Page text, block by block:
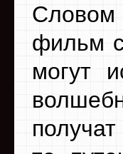
Словом
фильм
могут